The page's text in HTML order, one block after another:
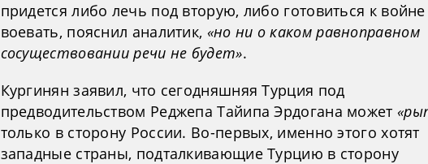
придется либо лечь под вторую, либо готовиться к
воевать, пояснил аналитик, «но ни о каком равноправном
сосуществовании речи не будет».
Кургинян заявил, что сегодняшняя Турция под
предводительством Реджепа Тайипа Эрдогана может
только в сторону России. Во-первых, именно этого хотят
западные страны, подталкивающие Турцию в сторону